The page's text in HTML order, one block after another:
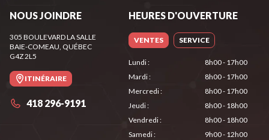
NOUS JOINDRE
305 BOULEVARD LA SALLE
BAIE-COMEAU, QUÉBEC
G4Z 2L5
ITINÉRAIRE
418 296-9191
HEURES D'OUVERTURE
VENTES SERVICE
Lundi:
8h00 - 17h00
Mardi:
8h00 - 17h00
Mercredi:
8h00 - 17h00
Jeudi:
8h00 - 18h00
Vendredi:
8h00 - 18h00
Samedi: 9h00 - 12h00